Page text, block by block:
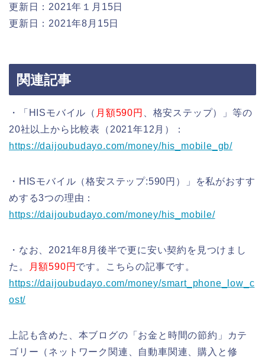
更新日：2021年１月15日
更新日：2021年8月15日
関連記事
・「HISモバイル（ 月額590円
、格安ステップ）」等の
20社以上から比較表（2021年12月）：
https://daijoubudayo.com/money/his_mobile_gb/
・HISモバイル（格安ステップ:590円）」を私がおすす
めする3つの理由：
https://daijoubudayo.com/money/his_mobile/
・なお、2021年8月後半で更に安い契約を見つけまし
た。
月額590円 です。こちらの記事です。
https://daijoubudayo.com/money/smart_phone_low_c
ost/
上記も含めた、本ブログの「お金と時間の節約」カテ
ゴリー（ネットワーク関連、自動車関連、購入と修